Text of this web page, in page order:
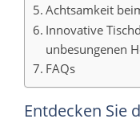
Achtsamkeit
Innovative
unbesungenen
FAQs
Entdecken Sie